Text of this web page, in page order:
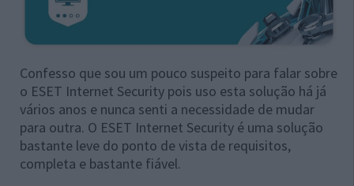
Confesso que sou um pouco suspeito para falar sobre
o ESET Internet Security pois uso esta solução há já
vários anos e nunca senti a necessidade de mudar
para outra. O ESET Internet Security é uma solução
bastante leve do ponto de vista de requisitos,
completa e bastante fiável.